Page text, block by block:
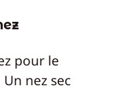
pour le
nez sec